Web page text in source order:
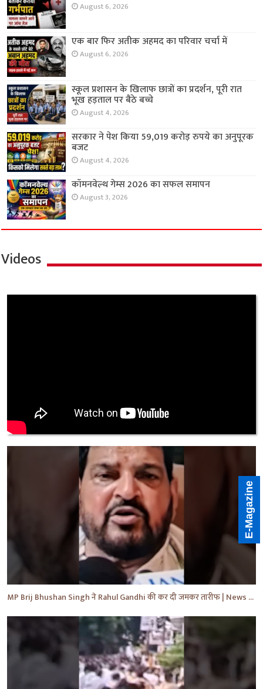
August 6, 2026
एक बार फिर अतीक अहमद का परिवार चर्चा में
August 6, 2026
स्कूल प्रशासन के खिलाफ छात्रों का प्रदर्शन, पूरी रात
भूख हड़ताल पर बैठे बच्चे
August 4, 2026
सरकार ने पेश किया 59,019 करोड़ रुपये का अनुपूरक
बजट
August 4, 2026
कॉमनवेल्थ गेम्स 2026 का सफल समापन
August 3, 2026
Videos
MP Brij Bhushan Singh ने Rahul Gandhi की कर दी जमकर तारीफ | News | Breaking | #shorts #yt #news
E-Magazine